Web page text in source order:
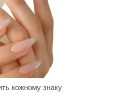
кожному знаку